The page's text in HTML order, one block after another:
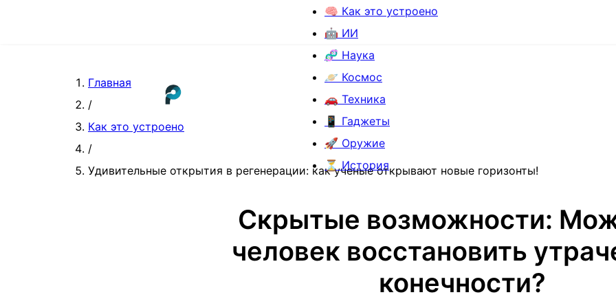
🧠 Как это устроено
🤖 ИИ
🧬 Наука
🪐 Космос
🚗 Техника
📱 Гаджеты
🚀 Оружие
⏳ История
Главная
/
Как это устроено
/
Удивительные открытия в регенерации: как ученые открывают новые горизонты!
Скрытые возможности:
человек восстановить
конечности?